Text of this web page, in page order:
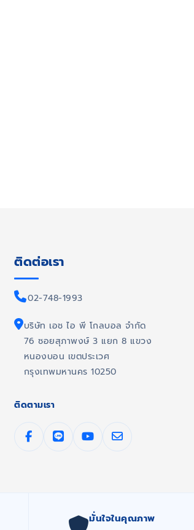
ติดต่อเรา
02-748-1993
บริษัท เอช ไอ พี โกลบอล จำกัด
76 ซอยสุภาพงษ์ 3 แยก 8 แขวง
หนองบอน เขตประเวศ
กรุงเทพมหานคร 10250
ติดตามเรา
มั่นใจในคุณภาพ